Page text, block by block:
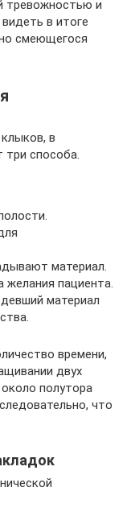
тревожностью и
в итоге
смеющегося
в
три способа.
материал.
желания пациента.
материал
времени,
двух
полутора
что